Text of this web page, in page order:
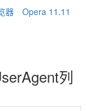
器
Opera 11.11
列